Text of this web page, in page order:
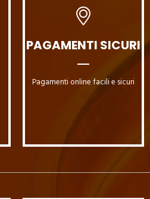
PAGAMENTI SICURI
Pagamenti online facili e sicuri